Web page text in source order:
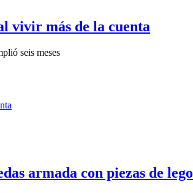
vivir más de la cuenta
seis meses
armada con piezas de lego